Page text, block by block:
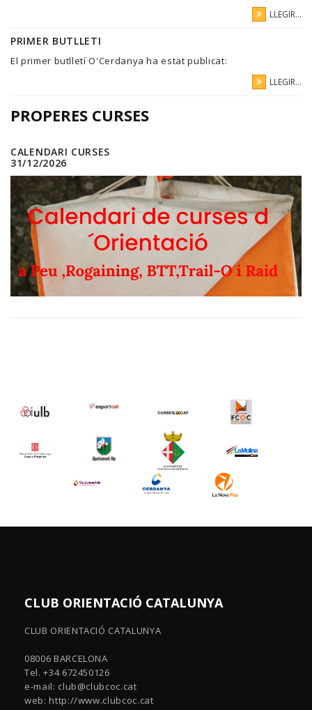
LLEGIR...
PRIMER BUTLLETI
El primer butlletí O'Cerdanya ha estat publicat:
LLEGIR...
PROPERES CURSES
CALENDARI CURSES
31/12/2026
CLUB ORIENTACIÓ CATALUNYA
CLUB ORIENTACIÓ CATALUNYA
08006 BARCELONA
Tel. +34 672450126
e-mail: club@clubcoc.cat
web: http://www.clubcoc.cat